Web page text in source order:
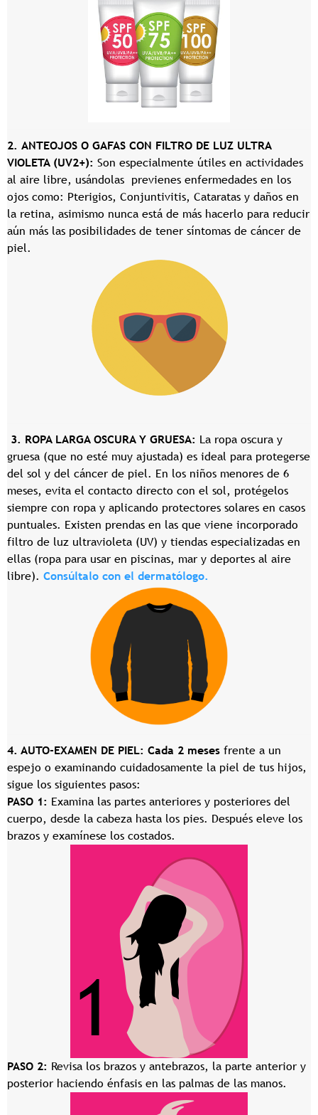
2. ANTEOJOS O GAFAS CON FILTRO DE LUZ ULTRA
VIOLETA (UV2+): Son especialmente útiles en actividades
al aire libre, usándolas previenes enfermedades en los
ojos como: Pterigios, Conjuntivitis, Cataratas y daños en
la retina, asimismo nunca está de más hacerlo para reducir
aún más las posibilidades de tener síntomas de cáncer de
piel.
3. ROPA LARGA OSCURA Y GRUESA: La ropa oscura y
gruesa (que no esté muy ajustada) es ideal para protegerse
del sol y del cáncer de piel. En los niños menores de 6
meses, evita el contacto directo con el sol, protégelos
siempre con ropa y aplicando protectores solares en casos
puntuales. Existen prendas en las que viene incorporado
filtro de luz ultravioleta (UV) y tiendas especializadas en
ellas (ropa para usar en piscinas, mar y deportes al aire
libre). Consúltalo con el dermatólogo.
4. AUTO-EXAMEN DE PIEL: Cada 2 meses frente a un
espejo o examinando cuidadosamente la piel de tus hijos,
sigue los siguientes pasos:
PASO 1: Examina las partes anteriores y posteriores del
cuerpo, desde la cabeza hasta los pies. Después eleve los
brazos y examínese los costados.
PASO 2: Revisa los brazos y antebrazos, la parte anterior y
posterior haciendo énfasis en las palmas de las manos.